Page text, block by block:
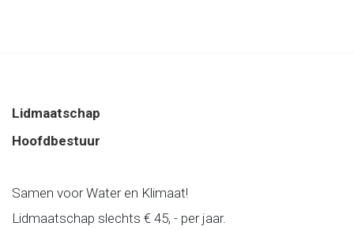
Lidmaatschap
Hoofdbestuur
Samen voor Water en Klimaat!
Lidmaatschap slechts € 45, - per jaar.